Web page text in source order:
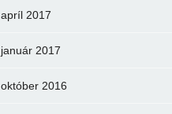
apríl 2017
január 2017
október 2016